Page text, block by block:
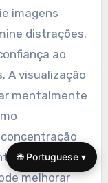
imagens
distrações.
ao
A visualização
mentalmente
essas
melhorar
🌐 Portuguese ▾